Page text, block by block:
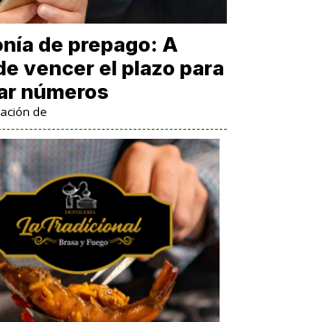
de prepago: A
vencer el plazo para
números
de